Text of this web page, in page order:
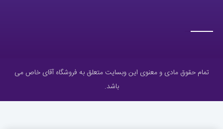
تمام حقوق مادی و معنوی این وبسایت متعلق به فروشگاه آقای خاص می
باشد.